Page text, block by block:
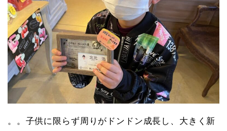
。。子供に限らず周りがドンドン成長し、大きく新